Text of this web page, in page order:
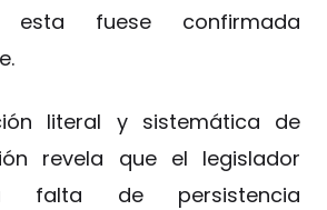
fuese confirmada
literal y sistemática de
revela que el legislador
falta de persistencia